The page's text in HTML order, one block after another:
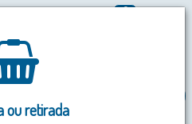
0
ou retirada